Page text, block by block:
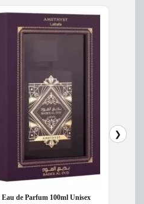
de Parfum 100ml Unisex
❯